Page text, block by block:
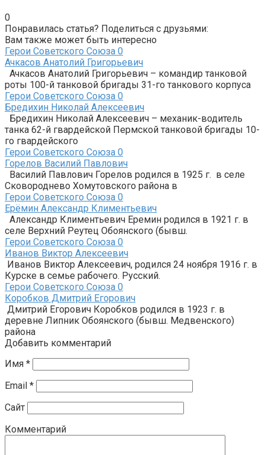
0
Понравилась статья? Поделиться с друзьями:
Вам также может быть интересно
Герои Советского Союза 0
Ачкасов Анатолий Григорьевич
Ачкасов Анатолий Григорьевич – командир танковой
роты 100-й танковой бригады 31-го танкового корпуса
Герои Советского Союза 0
Бредихин Николай Алексеевич
Бредихин Николай Алексеевич – механик-водитель
танка 62-й гвардейской Пермской танковой бригады 10-
го гвардейского
Герои Советского Союза 0
Горелов Василий Павлович
Василий Павлович Горелов родился в 1925 г. в селе
Сковороднево Хомутовского района в
Герои Советского Союза 0
Ерёмин Александр Климентьевич
Александр Климентьевич Еремин родился в 1921 г. в
селе Верхний Реутец Обоянского (бывш.
Герои Советского Союза 0
Иванов Виктор Алексеевич
Иванов Виктор Алексеевич, родился 24 ноября 1916 г. в
Курске в семье рабочего. Русский.
Герои Советского Союза 0
Коробков Дмитрий Егорович
Дмитрий Егорович Коробков родился в 1923 г. в
деревне Липник Обоянского (бывш. Медвенского)
района
Добавить комментарий
Имя *
Email *
Сайт
Комментарий